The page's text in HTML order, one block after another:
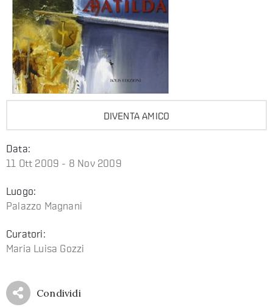
DIVENTA AMICO
Data:
11 Ott 2009 - 8 Nov 2009
Luogo:
Palazzo Magnani
Curatori:
Maria Luisa Gozzi
Condividi